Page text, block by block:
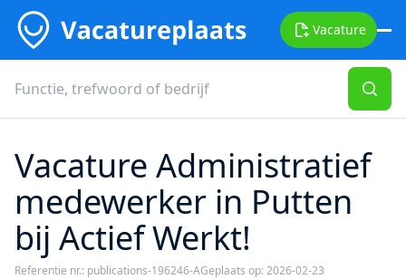
Vacature
Vacature Administratief
medewerker in Putten
bij Actief Werkt!
Referentie nr.: publications-196246-AGeplaats op: 2026-02-23